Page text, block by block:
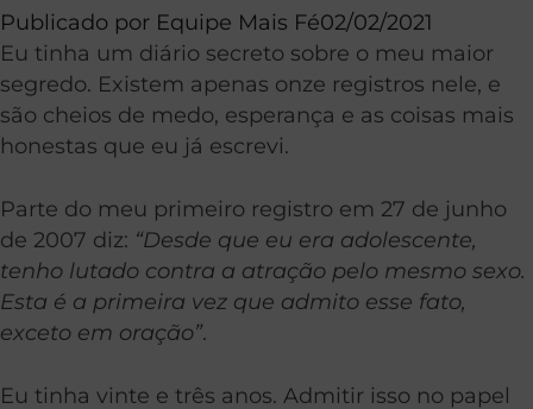
Publicado por Equipe Mais Fé02/02/2021
Eu tinha um diário secreto sobre o meu maior
segredo. Existem apenas onze registros nele, e
são cheios de medo, esperança e as coisas mais
honestas que eu já escrevi.
Parte do meu primeiro registro em 27 de junho
de 2007 diz: “Desde que eu era adolescente,
tenho lutado contra a atração pelo mesmo sexo.
Esta é a primeira vez que admito esse fato,
exceto em oração”.
Eu tinha vinte e três anos. Admitir isso no papel